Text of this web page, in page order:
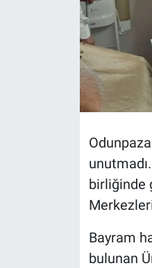
birliğinde
Bayram
bulunan
Magazin
Bilim ve Teknoloji